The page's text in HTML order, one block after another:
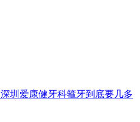
深圳爱康健牙科箍牙到底要几多